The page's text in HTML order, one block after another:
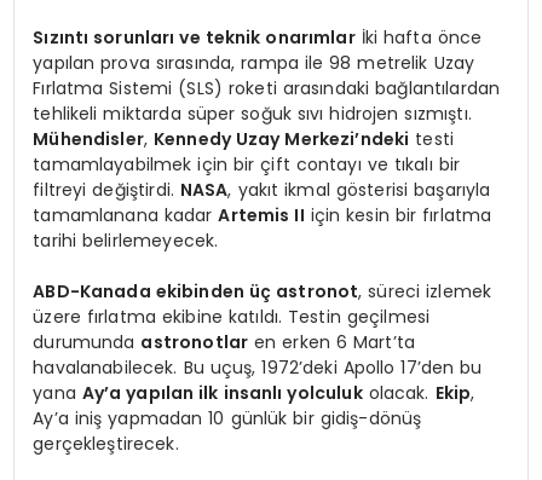
Sızıntı sorunları ve teknik onarımlarİki hafta önce
yapılan prova sırasında, rampa ile 98 metrelik Uzay
Fırlatma Sistemi (SLS) roketi arasındaki bağlantılardan
tehlikeli miktarda süper soğuk sıvı hidrojen sızmıştı.
Mühendisler, Kennedy Uzay Merkezi’ndeki testi
tamamlayabilmek için bir çift contayı ve tıkalı bir
filtreyi değiştirdi. NASA, yakıt ikmal gösterisi başarıyla
tamamlanana kadarArtemis II için kesin bir fırlatma
tarihi belirlemeyecek.
ABD-Kanada ekibinden üç astronot, süreci izlemek
üzere fırlatma ekibine katıldı. Testin geçilmesi
durumunda astronotlar en erken 6 Mart’ta
havalanabilecek. Bu uçuş, 1972’deki Apollo 17’den bu
yana Ay’a yapılan ilk insanlı yolculukolacak. Ekip,
Ay’a iniş yapmadan 10 günlük bir gidiş-dönüş
gerçekleştirecek.